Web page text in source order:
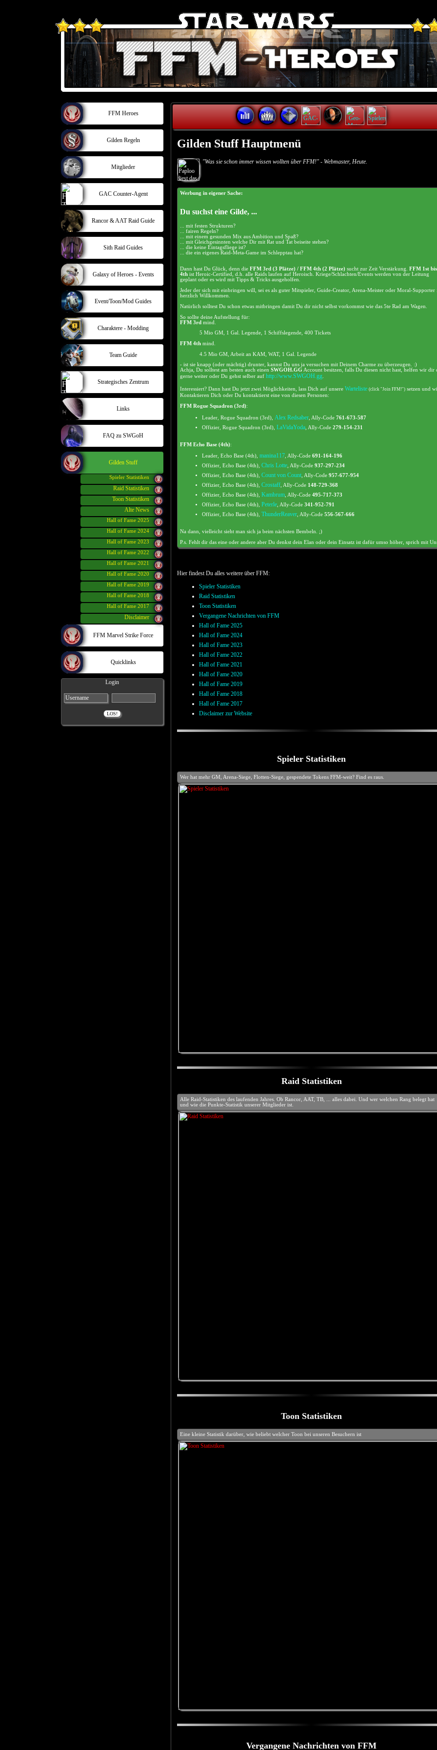
FFM Heroes
Gilden Regeln
Mitglieder
GAC Counter-Agent
Rancor & AAT Raid Guide
Sith Raid Guides
Galaxy of Heroes - Events
Event/Toon/Mod Guides
Charaktere - Modding
Team Guide
Strategisches Zentrum
Links
FAQ zu SWGoH
Gilden Stuff
Spieler Statistiken
Raid Statistiken
Toon Statistiken
Alte News
Hall of Fame 2025
Hall of Fame 2024
Hall of Fame 2023
Hall of Fame 2022
Hall of Fame 2021
Hall of Fame 2020
Hall of Fame 2019
Hall of Fame 2018
Hall of Fame 2017
Disclaimer
FFM Marvel Strike Force
Quicklinks
Login
Gilden Stuff Hauptmenü
"Was sie schon immer wissen wollten über FFM!" - Webmaster, Heute.
Werbung in eigener Sache:
Du suchst eine Gilde, ...
... mit festen Strukturen?
... fairen Regeln?
... mit einem gesunden Mix aus Ambition und Spaß?
... mit Gleichgesinnten welche Dir mit Rat und Tat beiseite stehen?
... die keine Eintagsfliege ist?
... die ein eigenes Raid-Meta-Game im Schlepptau hat?
Dann hast Du Glück, denn die FFM 3rd (3 Plätze) / FFM 4th (2 Plätze) sucht zur Zeit Verstärkung. FFM 1st bis
4th ist Heroic-Certified, d.h. alle Raids laufen auf Heroisch. Kriege/Schlachten/Events werden von der Leitung
geplant oder es wird mit Tipps & Tricks ausgeholfen.
Jeder der sich mit einbringen will, sei es als guter Mitspieler, Guide-Creator, Arena-Meister oder Moral-Supporter
herzlich Willkommen.
Natürlich solltest Du schon etwas mitbringen damit Du dir nicht selbst vorkommst wie das 5te Rad am Wagen.
So sollte deine Aufstellung für:
FFM 3rd mind.
5 Mio GM, 1 Gal. Legende, 1 Schiffslegende, 400 Tickets
FFM 4th mind.
4.5 Mio GM, Arbeit an KAM, WAT, 1 Gal. Legende
- ist sie knapp (oder mächtig) drunter, kannst Du uns ja versuchen mit Deinem Charme zu überzeugen. :)
Achja, Du solltest am besten auch einen SWGOH.GG Account besitzen, falls Du diesen nicht hast, helfen wir dir
gerne weiter oder Du gehst selber auf http://www.SWGOH.gg.
Interessiert? Dann hast Du jetzt zwei Möglichkeiten, lass Dich auf unsere Warteliste (click "Join FFM!") setzen und
Kontaktieren Dich oder Du kontaktierst eine von diesen Personen:
FFM Rogue Squadron (3rd):
Leader, Rogue Squadron (3rd), Alex Redsaber , Ally-Code 761-673-587
Offizier, Rogue Squadron (3rd), LaVidaYoda , Ally-Code 279-154-231
FFM Echo Base (4th):
Leader, Echo Base (4th), manina117, Ally-Code 691-164-196
Offizier, Echo Base (4th), Chris Lotte, Ally-Code 937-297-234
Offizier, Echo Base (4th), Count von Count, Ally-Code 957-677-954
Offizier, Echo Base (4th), Crostaff, Ally-Code 148-729-368
Offizier, Echo Base (4th), Kambrum, Ally-Code 495-717-373
Offizier, Echo Base (4th), Peterle, Ally-Code 341-952-791
Offizier, Echo Base (4th), ThunderReaver, Ally-Code 556-567-666
Na dann, vielleicht sieht man sich ja beim nächsten Bembeln. ;)
P.s. Fehlt dir das eine oder andere aber Du denkst dein Elan oder dein Einsatz ist dafür umso höher, sprich mit
Hier findest Du alles weitere über FFM:
Spieler Statistiken
Raid Statistiken
Toon Statistiken
Vergangene Nachrichten von FFM
Hall of Fame 2025
Hall of Fame 2024
Hall of Fame 2023
Hall of Fame 2022
Hall of Fame 2021
Hall of Fame 2020
Hall of Fame 2019
Hall of Fame 2018
Hall of Fame 2017
Disclaimer zur Website
Spieler Statistiken
Wer hat mehr GM, Arena-Siege, Flotten-Siege, gespendete Tokens FFM-weit? Find es raus.
Raid Statistiken
Alle Raid-Statistiken des laufenden Jahres. Ob Rancor, AAT, TB, ... alles dabei. Und wer welchen Rang belegt hat
und wie die Punkte-Statistik unserer Mitglieder ist.
Toon Statistiken
Eine kleine Statistik darüber, wie beliebt welcher Toon bei unseren Besuchern ist
Vergangene Nachrichten von FFM